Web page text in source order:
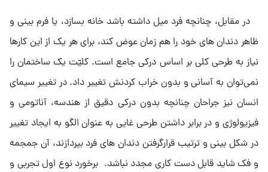
در مقابل، چنانچه فرد میل داشته باشد خانه بسازد، یا فرم بینى و
ظاهر دندان هاى خود را هم زمان عوض کند، براى هر یک از این کارها
نیاز به طرحى کلى بر اساس درکى جامع است. کلیّت یک ساختمان را
نمى‌توان به آسانى و بدون خراب کردنش تغییر داد. در تغییر سیماى
انسان نیز جراحان چنانچه بدون درکى دقیق از هندسه، آناتومى و
فیزیولوژى و در برابر داشتن طرحى غایى به عنوان الگو به ایجاد تغییر
در شکل بینى و ترتیب قرارگرفتن دندان هاى فرد بپردازند، آن جمجمه
و فک شاید قابل دست کارى مجدد نباشد. برخورد نوع اول تجربى و